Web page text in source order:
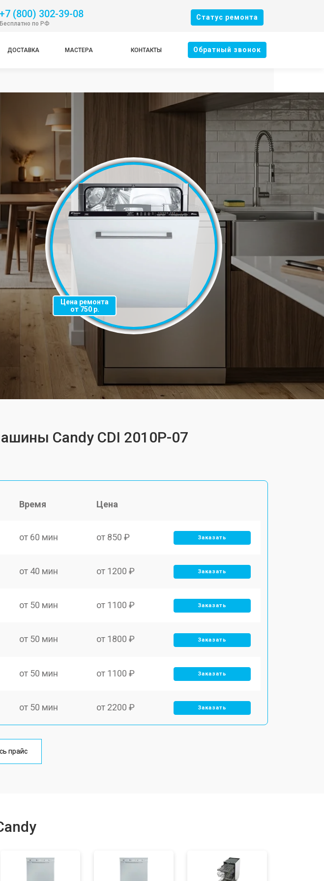
+7 (800) 302-39-08
Бесплатно по РФ
Cтатус ремонта
ДОСТАВКА МАСТЕРА КОНТАКТЫ Oбратный звонок
Цена ремонта
от 750 р.
Candy CDI 2010P-07
Время Цена
от 60 мин от 850 ₽ Заказать
от 40 мин от 1200 ₽ Заказать
от 50 мин от 1100 ₽ Заказать
от 50 мин от 1800 ₽ Заказать
от 50 мин от 1100 ₽ Заказать
от 50 мин от 2200 ₽ Заказать
от 100 мин
Заказать
прайс